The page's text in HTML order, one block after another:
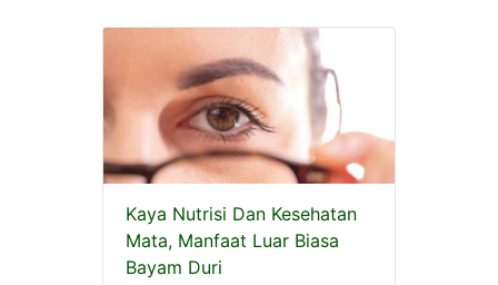
Kaya Nutrisi Dan Kesehatan
Mata, Manfaat Luar Biasa
Bayam Duri